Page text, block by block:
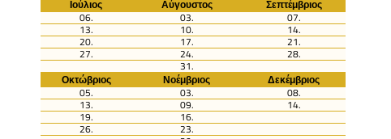
Ιούλιος
Αύγουστος
Σεπτέμβριος
06.
03. 07.
13. 10. 14.
20. 17. 21.
27. 24. 28.
31.
Οκτώβριος
Νοέμβριος
Δεκέμβριος
05.
03. 08.
13. 09. 14.
19. 16.
26. 23.